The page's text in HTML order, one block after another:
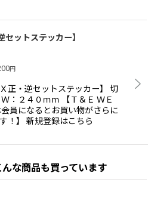
セットステッカー】
円
Ｘ正・逆セットステッカー】 切
：２４０ｍｍ 【Ｔ＆Ｅ ＷＥ
会員になるとお買い物がさらに
！】 新規登録はこちら
な商品も買っています